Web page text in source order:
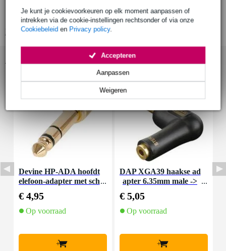
Je kunt je cookievoorkeuren op elk moment aanpassen of
intrekken via de cookie-instellingen rechtsonder of via onze
Cookiebeleid en Privacy policy.
Weigeren
Aanpassen
Accepteren
membraan: 40 mm, biocellulose
Bekijk alle productspecificaties
Devine HP-ADA hoofdt
elefoon-adapter met sch
€ 4,95
Op voorraad
+
DAP XGA39 haakse ad
apter 6.35mm male ->
€ 5,05
Op voorraad
+